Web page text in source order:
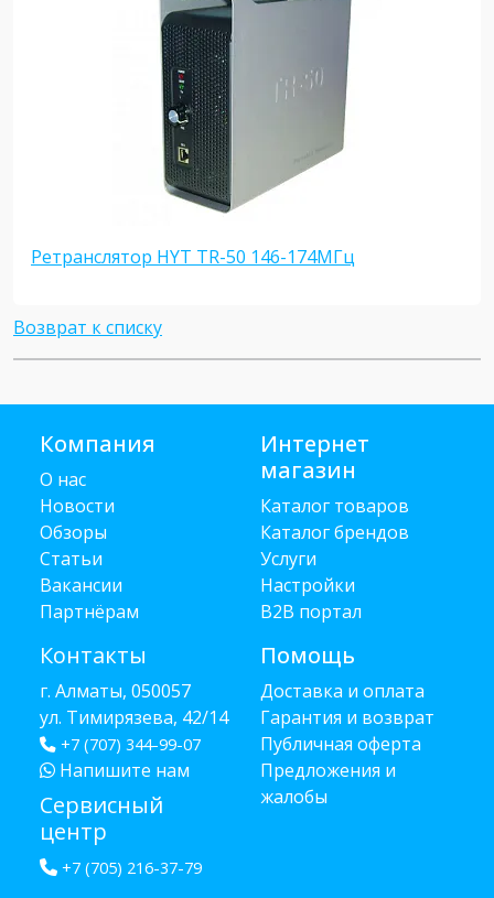
Ретранслятор HYT TR-50 146-174МГц
Возврат к списку
Компания
О нас
Новости
Обзоры
Статьи
Вакансии
Партнёрам
Контакты
г. Алматы, 050057
ул. Тимирязева, 42/14
+7 (707) 344-99-07
Напишите нам
Сервисный
центр
+7 (705) 216-37-79
Интернет
магазин
Каталог товаров
Каталог брендов
Услуги
Настройки
B2B портал
Помощь
Доставка и оплата
Гарантия и возврат
Публичная оферта
Предложения и
жалобы